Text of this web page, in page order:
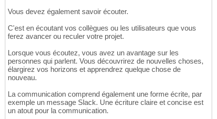
Vous devez également savoir écouter.
C'est en écoutant vos collègues ou les utilisateurs que vous
ferez avancer ou reculer votre projet.
Lorsque vous écoutez, vous avez un avantage sur les
personnes qui parlent. Vous découvrirez de nouvelles choses,
élargirez vos horizons et apprendrez quelque chose de
nouveau.
La communication comprend également une forme écrite, par
exemple un message Slack. Une écriture claire et concise est
un atout pour la communication.